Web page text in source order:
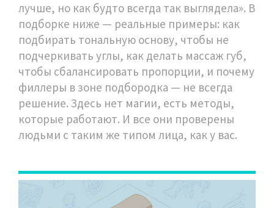
лучше, но как будто всегда так выглядела». В
подборке ниже — реальные примеры: как
подбирать тональную основу, чтобы не
подчеркивать углы, как делать массаж губ,
чтобы сбалансировать пропорции, и почему
филлеры в зоне подбородка — не всегда
решение. Здесь нет магии, есть методы,
которые работают. И все они проверены
людьми с таким же типом лица, как у вас.